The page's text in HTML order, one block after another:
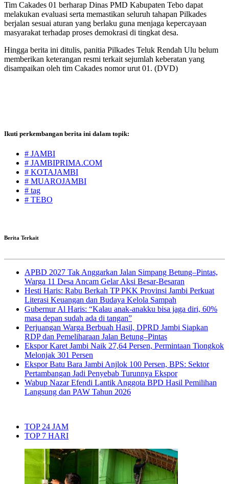
Tim Cakades 01 berharap Dinas PMD Kabupaten Tebo dapat
melakukan evaluasi serta memastikan seluruh tahapan Pilkades
berjalan sesuai aturan yang berlaku guna menjaga kepercayaan
masyarakat terhadap proses demokrasi di tingkat desa.
Hingga berita ini ditulis, panitia Pilkades Teluk Rendah Ulu belum
memberikan keterangan resmi terkait sejumlah keberatan yang
disampaikan oleh tim Cakades nomor urut 01. (DVD)
Ikuti perkembangan berita ini dalam topik:
# JAMBI
# JAMBIPRIMA.COM
# KOTAJAMBI
# MUAROJAMBI
# tag
# TEBO
Berita Terkait
APBD 2027 Tak Anggarkan Jalan Simpang Betung–Pintas,
Warga 11 Desa Ancam Gelar Aksi Besar-Besaran
Hesti Haris: Rabu Berkah TP PKK Provinsi Jambi Perkuat
Literasi Keuangan dan Budaya Kelola Sampah
Gubernur Al Haris: “Kalau anak-anakku bisa jaga diri, 60%
masa depan sudah ada di tangan”
Perjuangan Warga Berbuah Hasil, DPRD Jambi Siapkan
RDP dan Pemeliharaan Jalan Betung–Pintas
Ekspor Karet Jambi Naik 27,64 Persen, Permintaan Tiongkok
Melonjak 301 Persen
Ekspor Batu Bara Jambi Anjlok 100 Persen, BPS: Sektor
Pertambangan Jadi Penyebab Turunnya Ekspor
Wabup Nazar Efendi Lantik Anggota BPD Hasil Pemilihan
Langsung dan PAW Tahun 2026
TOP 24 JAM
TOP 7 HARI